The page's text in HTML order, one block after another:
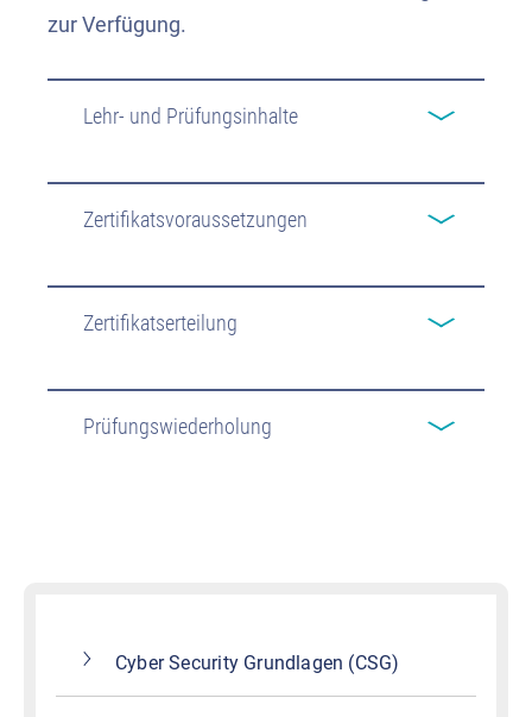
zur Verfügung.
Lehr- und Prüfungsinhalte
Zertifikatsvoraussetzungen
Zertifikatserteilung
Prüfungswiederholung
Cyber Security Grundlagen (CSG)